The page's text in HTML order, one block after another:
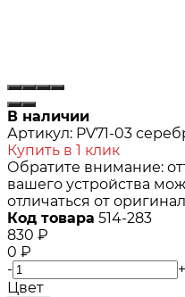
В наличии
Артикул: PV71-03
Купить в 1 клик
Обратите внимание:
вашего устройства
отличаться от
Код товара 514-283
830 ₽
0 ₽
-
+
Цвет